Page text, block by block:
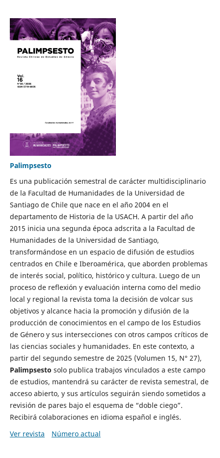
Palimpsesto
Es una publicación semestral de carácter multidisciplinario
de la Facultad de Humanidades de la Universidad de
Santiago de Chile que nace en el año 2004 en el
departamento de Historia de la USACH. A partir del año
2015 inicia una segunda época adscrita a la Facultad de
Humanidades de la Universidad de Santiago,
transformándose en un espacio de difusión de estudios
centrados en Chile e Iberoamérica, que aborden problemas
de interés social, político, histórico y cultura. Luego de un
proceso de reflexión y evaluación interna como del medio
local y regional la revista toma la decisión de volcar sus
objetivos y alcance hacia la promoción y difusión de la
producción de conocimientos en el campo de los Estudios
de Género y sus intersecciones con otros campos críticos de
las ciencias sociales y humanidades. En este contexto, a
partir del segundo semestre de 2025 (Volumen 15, N° 27),
Palimpsesto solo publica trabajos vinculados a este campo
de estudios, mantendrá su carácter de revista semestral, de
acceso abierto, y sus artículos seguirán siendo sometidos a
revisión de pares bajo el esquema de “doble ciego”.
Recibirá colaboraciones en idioma español e inglés.
Ver revista
Número actual